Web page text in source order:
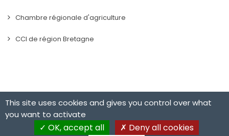
Chambre régionale d'agriculture
CCI de région Bretagne
Made with © 2019 Bretagne Alternance
This site uses cookies and gives you control over what
you want to activate
OK, accept all Deny all cookies